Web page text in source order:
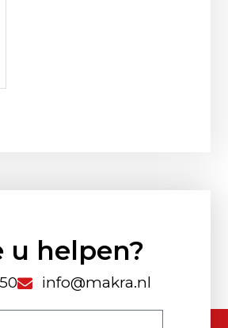
u helpen?
info@makra.nl